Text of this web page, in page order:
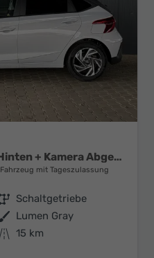
Pure 1.2 MPI / Navi PDC Hinten + Kamera Abgedunkelte Scheiben Tempomat Alu 16"
Fahrzeug mit Tageszulassung
Getriebe Schaltgetriebe
Außenfarbe Lumen Gray
Kilometerstand 15 km